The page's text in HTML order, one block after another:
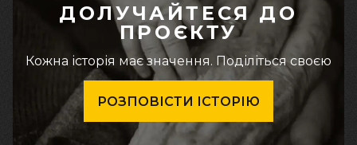
ДОЛУЧАЙТЕСЯ ДО
ПРОЄКТУ
Кожна історія має значення. Поділіться своєю
РОЗПОВІСТИ ІСТОРІЮ